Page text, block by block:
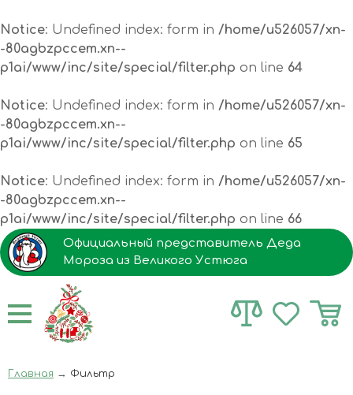
Notice: Undefined index: form in /home/u526057/xn-
-80agbzpccem.xn--
p1ai/www/inc/site/special/filter.php on line 64
Notice: Undefined index: form in /home/u526057/xn-
-80agbzpccem.xn--
p1ai/www/inc/site/special/filter.php on line 65
Notice: Undefined index: form in /home/u526057/xn-
-80agbzpccem.xn--
p1ai/www/inc/site/special/filter.php on line 66
Официальный представитель Деда
Мороза из Великого Устюга
Главная → Фильтр